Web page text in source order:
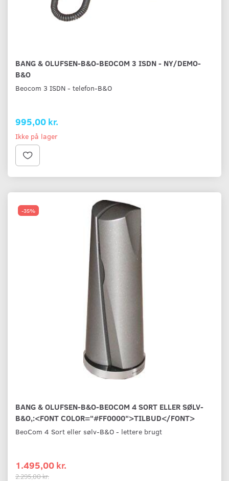
BANG & OLUFSEN-B&O-BEOCOM 3 ISDN - NY/DEMO-
B&O
Beocom 3 ISDN - telefon-B&O
995,00 kr.
Ikke på lager
-35%
BANG & OLUFSEN-B&O-BEOCOM 4 SORT ELLER SØLV-
B&O,:<FONT COLOR="#FF0000">TILBUD</FONT>
BeoCom 4 Sort eller sølv-B&O - lettere brugt
1.495,00 kr.
2.295,00 kr.